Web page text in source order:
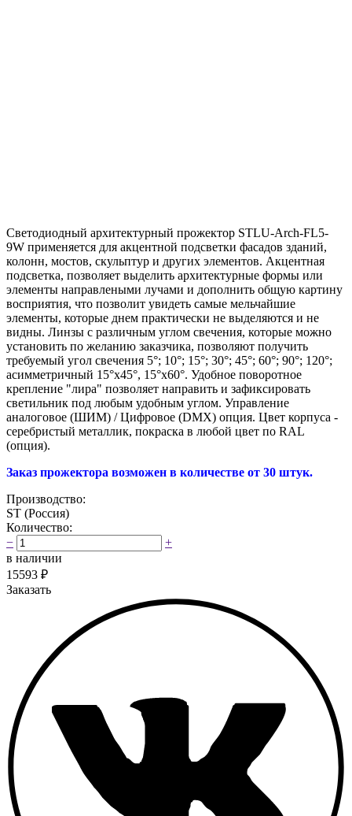
Светодиодный архитектурный прожектор STLU-Arch-FL5-
9W применяется для акцентной подсветки фасадов зданий,
колонн, мостов, скульптур и других элементов. Акцентная
подсветка, позволяет выделить архитектурные формы или
элементы направлеными лучами и дополнить общую картину
восприятия, что позволит увидеть самые мельчайшие
элементы, которые днем практически не выделяются и не
видны. Линзы с различным углом свечения, которые можно
установить по желанию заказчика, позволяют получить
требуемый угол свечения 5°; 10°; 15°; 30°; 45°; 60°; 90°; 120°;
асимметричный 15°х45°, 15°х60°. Удобное поворотное
крепление "лира" позволяет направить и зафиксировать
светильник под любым удобным углом. Управление
аналоговое (ШИМ) / Цифровое (DMX) опция. Цвет корпуса -
серебристый металлик, покраска в любой цвет по RAL
(опция).
Заказ прожектора возможен в количестве от 30 штук.
Производство:
ST (Россия)
Количество:
−
+
в наличии
15593 ₽
Заказать